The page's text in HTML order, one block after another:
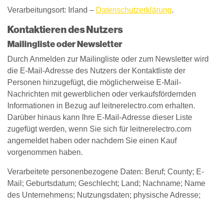
Verarbeitungsort: Irland – Datenschutzerklärung.
Kontaktieren des Nutzers
Mailingliste oder Newsletter
Durch Anmelden zur Mailingliste oder zum Newsletter wird
die E-Mail-Adresse des Nutzers der Kontaktliste der
Personen hinzugefügt, die möglicherweise E-Mail-
Nachrichten mit gewerblichen oder verkaufsfördernden
Informationen in Bezug auf leitnerelectro.com erhalten.
Darüber hinaus kann Ihre E-Mail-Adresse dieser Liste
zugefügt werden, wenn Sie sich für leitnerelectro.com
angemeldet haben oder nachdem Sie einen Kauf
vorgenommen haben.
Verarbeitete personenbezogene Daten: Beruf; County; E-
Mail; Geburtsdatum; Geschlecht; Land; Nachname; Name
des Unternehmens; Nutzungsdaten; physische Adresse;